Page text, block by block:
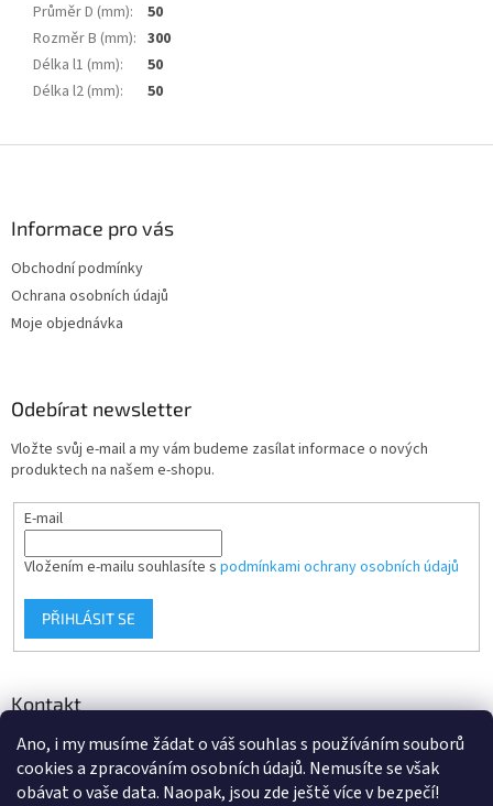
Ano, i my musíme žádat o váš souhlas s používáním souborů
cookies a zpracováním osobních údajů. Nemusíte se však
obávat o vaše data. Naopak, jsou zde ještě více v bezpečí!
Průměr D (mm):
50
Rozměr B (mm): 300
Délka l1 (mm):
50
Délka l2 (mm): 50
Informace pro vás
Obchodní podmínky
Ochrana osobních údajů
Moje objednávka
Odebírat newsletter
Vložte svůj e-mail a my vám budeme zasílat informace o nových
produktech na našem e-shopu.
E-mail
Vložením e-mailu souhlasíte s podmínkami ochrany osobních údajů
PŘIHLÁSIT SE
Kontakt
info@d-klima.cz
+420 517 357 288